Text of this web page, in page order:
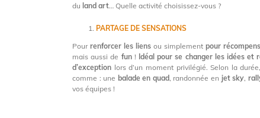
du land art… Quelle activité choisissez-vous ?
PARTAGE DE SENSATIONS
Pour renforcer les liens ou simplement pour
mais aussi de fun! Idéal pour se changer les idées et
d’exception lors d’un moment privilégié. Selon la
comme : une balade en quad, randonnée en jet sky,
vos équipes !